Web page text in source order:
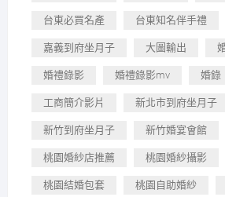
台東必買名產 台東知名伴手禮
嘉義到府坐月子 大圖輸出
婚禮錄影 婚禮錄影mv 婚錄
工商簡介影片 新北市到府坐月子
新竹到府坐月子 新竹婚宴會館
桃園婚紗店推薦 桃園婚紗攝影
桃園結婚包套 桃園自助婚紗